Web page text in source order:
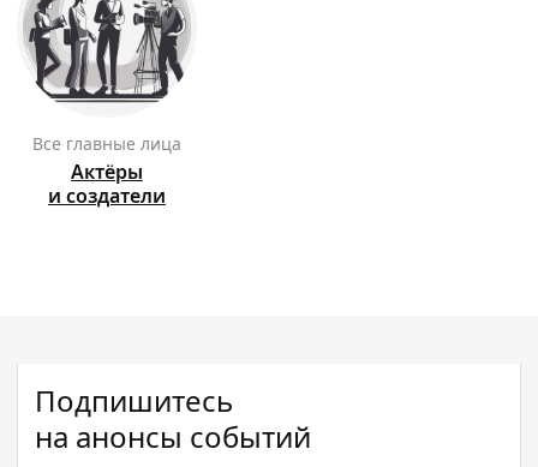
Все главные лица
Актёры
и создатели
Подпишитесь
на анонсы событий